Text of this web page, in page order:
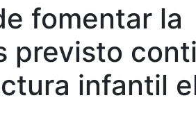
fomentar la
previsto
infantil